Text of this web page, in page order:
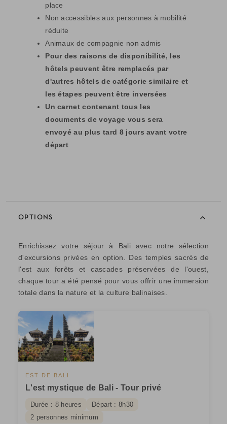
place
Non accessibles aux personnes à mobilité
réduite
Animaux de compagnie non admis
Pour des raisons de disponibilité, les
hôtels peuvent être remplacés par
d'autres hôtels de catégorie similaire et
les étapes peuvent être inversées
Un carnet contenant tous les
documents de voyage vous sera
envoyé au plus tard 8 jours avant votre
départ
OPTIONS
Enrichissez votre séjour à Bali avec notre sélection
d'excursions privées en option. Des temples sacrés de
l'est aux forêts et cascades préservées de l'ouest,
chaque tour a été pensé pour vous offrir une immersion
totale dans la nature et la culture balinaises.
EST DE BALI
L'est mystique de Bali - Tour privé
Durée : 8 heures
Départ : 8h30
2 personnes minimum